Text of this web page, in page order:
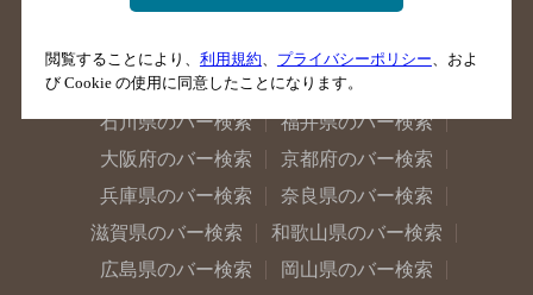
埼玉県のバー検索
愛知県のバー検索
静岡県のバー検索
三重県のバー検索
岐阜県のバー検索
富山県のバー検索
石川県のバー検索
福井県のバー検索
大阪府のバー検索
京都府のバー検索
兵庫県のバー検索
奈良県のバー検索
滋賀県のバー検索
和歌山県のバー検索
広島県のバー検索
岡山県のバー検索
閲覧することにより、 利用規約 プライバシーポリシー 、およ
び Cookie の使用に同意したことになります。